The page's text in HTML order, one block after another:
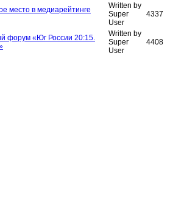
место в медиарейтинге
Written by
Super
User
4337
форум «Юг России 20:15.
Written by
Super
User
4408